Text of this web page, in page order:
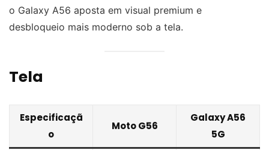
o Galaxy A56 aposta em visual premium e
desbloqueio mais moderno sob a tela.
Tela
Especificaçã
o
Moto G56
Galaxy A56
5G